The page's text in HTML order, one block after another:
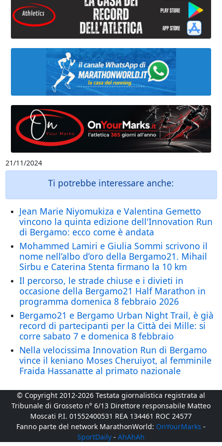
21/11/2024
Ti potrebbe interessare anche:
Jean Marie Niyomukiza e Valentina Gemetto
vincono la quinta edizione dell'Innovation Run
di Bergamo: ecco come è andata
Mohammed Lamiri e Giulia Sommi scrivono il
nome nell’albo d’oro della Bergamo21. Mihail
Sirbu e Caterina Stenta firmano la 10 km
Il percorso, le strade chiuse e i divieti in
occasione della Bergamo21 Half Marathon in
programma domenica 8 febbraio 2026
Bergamo21 e Bergamo Urban Night Trail, è già
record di partecipanti per la Città dei Mille: si
corre sabato 7 e domenica 8 febbraio
Nella velocissima Innovation Run di Bergamo
vince il keniano Moses Cheruiyot, al femminile
Fraida Hassanatte al primato nazionale
© Copyright 2012-2026 Testata giornalistica registrata al
Tribunale di Grosseto n° 6/13 Direttore responsabile Matteo
Moscati P.I. 01552400531 REA 134461 ROC 24577
Fanno parte del network MarathonWorld: OnYourMarks -
SportDaily - AhAhAh